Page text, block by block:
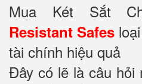
Mua Két Sắt
Resistant Safes
tài chính hiệu quả
Đây có lẽ là câu hỏi